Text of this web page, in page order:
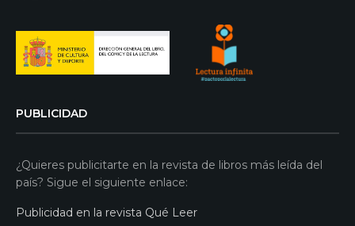
PUBLICIDAD
¿Quieres publicitarte en la revista de libros más leída del
país? Sigue el siguiente enlace:
Publicidad en la revista Qué Leer